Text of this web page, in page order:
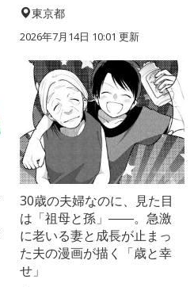
東京都
2026年7月14日 10:01 更新
30歳の夫婦なのに、見た目
は「祖母と孫」――。急激
に老いる妻と成長が止まっ
た夫の漫画が描く「歳と幸
せ」